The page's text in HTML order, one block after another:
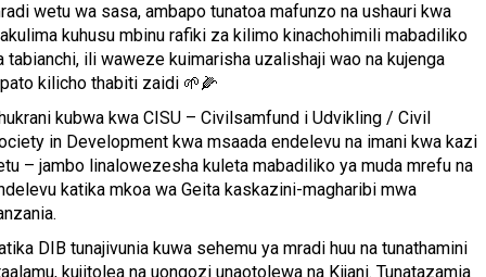
wetu wa sasa, ambapo tunatoa mafunzo na ushauri kwa
kuhusu mbinu rafiki za kilimo kinachohimili mabadiliko
tabianchi, ili waweze kuimarisha uzalishaji wao na kujenga
kilicho thabiti zaidi 🌱🌽
kubwa kwa CISU – Civilsamfund i Udvikling / Civil
in Development kwa msaada endelevu na imani kwa kazi
– jambo linalowezesha kuleta mabadiliko ya muda mrefu na
katika mkoa wa Geita kaskazini-magharibi mwa
DIB tunajivunia kuwa sehemu ya mradi huu na tunathamini
kujitolea na uongozi unaotolewa na Kijani. Tunatazamia